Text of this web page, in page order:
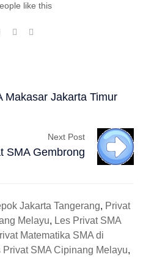
like this
Makasar Jakarta Timur
Next Post
SMA Gembrong
Jakarta Tangerang, Privat
Melayu, Les Privat SMA
Matematika SMA di
Privat SMA Cipinang Melayu,